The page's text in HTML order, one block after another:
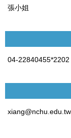
張小姐
04-22840455*2202
xiang@nchu.edu.tw